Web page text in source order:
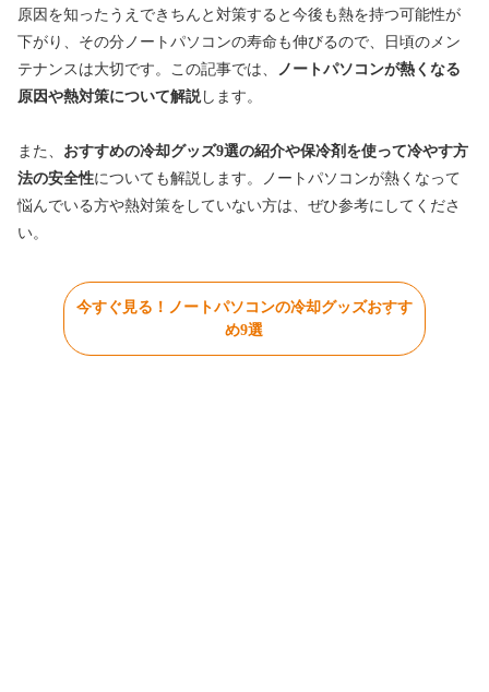
原因を知ったうえできちんと対策すると今後も熱を持つ可能性が
下がり、その分ノートパソコンの寿命も伸びるので、日頃のメン
テナンスは大切です。この記事では、
ノートパソコンが熱くなる
原因や熱対策について解説します。
また、 おすすめの冷却グッズ9選の紹介や保冷剤を使って冷やす方
法の安全性についても解説します。ノートパソコンが熱くなって
悩んでいる方や熱対策をしていない方は、ぜひ参考にしてくださ
い。
今すぐ見る！ノートパソコンの冷却グッズおすす
め9選